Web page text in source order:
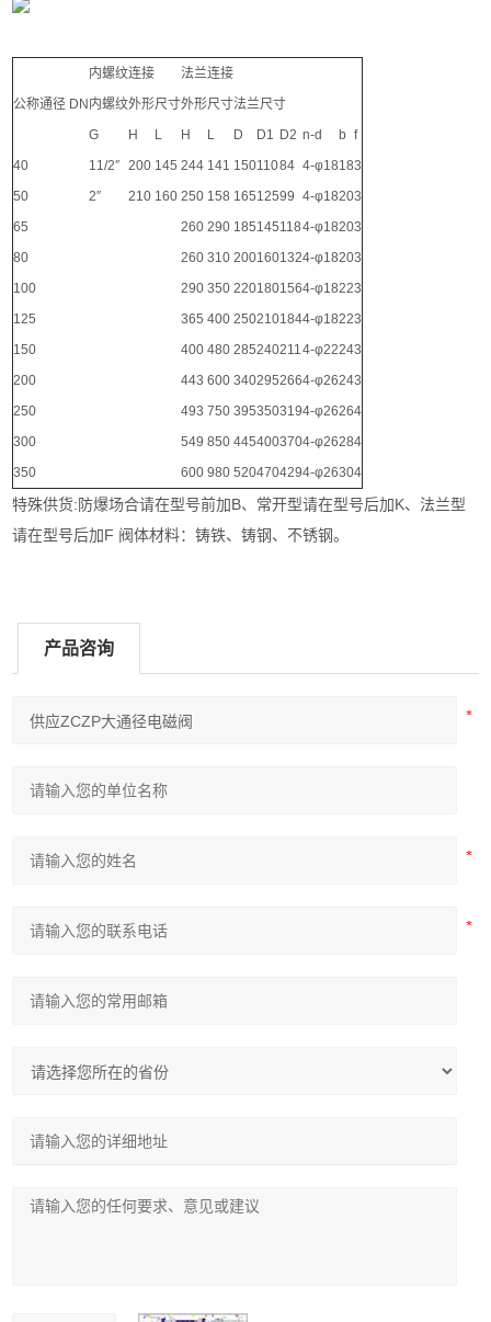
公称通径 DN
内螺纹连接
法兰连接
内螺纹外形尺寸外形尺寸法兰尺寸
G
H L H L D D1 D2 n-d b f
40
11/2″ 200 145 244 141 15011084 4-φ18183
50
2″ 210 160 250 158 16512599 4-φ18203
65
260 290 1851451184-φ18203
80
260 310 2001601324-φ18203
100
290 350 2201801564-φ18223
125
365 400 2502101844-φ18223
150
400 480 285240211 4-φ22243
200
443 600 3402952664-φ26243
250
493 750 3953503194-φ26264
300
549 850 4454003704-φ26284
350
600 980 5204704294-φ26304
特殊供货:防爆场合请在型号前加B、常开型请在型号后加K、法兰型
请在型号后加F 阀体材料：铸铁、铸钢、不锈钢。
产品咨询